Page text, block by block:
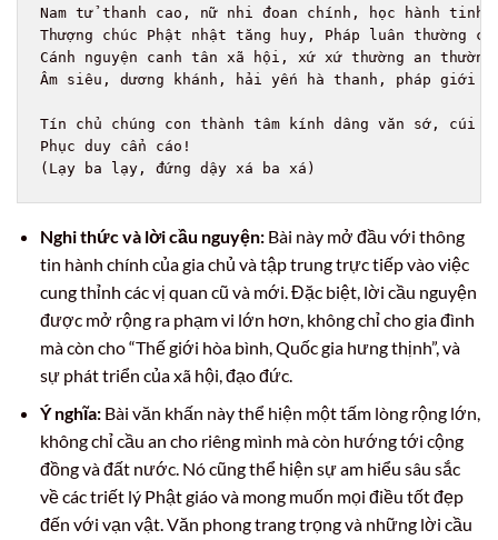
Nam tử thanh cao, nữ nhi đoan chính, học hành
Thượng chúc Phật nhật tăng huy, Pháp luân thường
Cánh nguyện canh tân xã hội, xứ xứ thường an
Âm siêu, dương khánh, hải yến hà thanh, pháp giới
Tín chủ chúng con thành tâm kính dâng văn sớ, cúi
Phục duy cẩn cáo!
Nghi thức và lời cầu nguyện:Bài này mở đầu với thông
tin hành chính của gia chủ và tập trung trực tiếp vào việc
cung thỉnh các vị quan cũ và mới. Đặc biệt, lời cầu nguyện
được mở rộng ra phạm vi lớn hơn, không chỉ cho gia đình
mà còn cho “Thế giới hòa bình, Quốc gia hưng thịnh”, và
sự phát triển của xã hội, đạo đức.
Ý nghĩa:Bài văn khấn này thể hiện một tấm lòng rộng lớn,
không chỉ cầu an cho riêng mình mà còn hướng tới cộng
đồng và đất nước. Nó cũng thể hiện sự am hiểu sâu sắc
về các triết lý Phật giáo và mong muốn mọi điều tốt đẹp
đến với vạn vật. Văn phong trang trọng và những lời cầu